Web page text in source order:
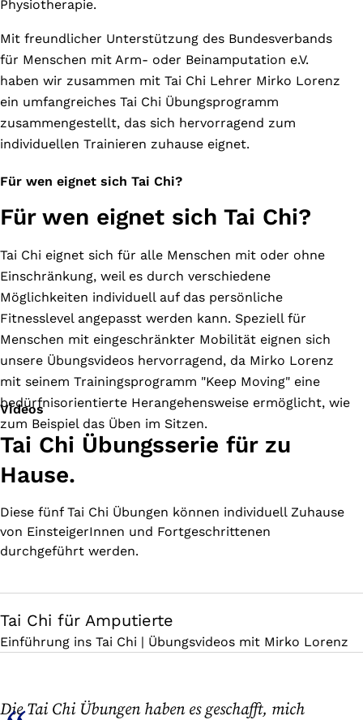
Physiotherapie.
Mit freundlicher Unterstützung des Bundesverbands
für Menschen mit Arm- oder Beinamputation e.V.
haben wir zusammen mit Tai Chi Lehrer Mirko Lorenz
ein umfangreiches Tai Chi Übungsprogramm
zusammengestellt, das sich hervorragend zum
individuellen Trainieren zuhause eignet.
Für wen eignet sich Tai Chi?
Für wen eignet sich Tai Chi?
Tai Chi eignet sich für alle Menschen mit oder ohne
Einschränkung, weil es durch verschiedene
Möglichkeiten individuell auf das persönliche
Fitnesslevel angepasst werden kann. Speziell für
Menschen mit eingeschränkter Mobilität eignen sich
unsere Übungsvideos hervorragend, da Mirko Lorenz
mit seinem Trainingsprogramm "Keep Moving" eine
bedürfnisorientierte Herangehensweise ermöglicht, wie
zum Beispiel das Üben im Sitzen.
Videos
Tai Chi Übungsserie für zu
Hause.
Diese fünf Tai Chi Übungen können individuell Zuhause
von EinsteigerInnen und Fortgeschrittenen
durchgeführt werden.
Tai Chi für Amputierte
Einführung ins Tai Chi | Übungsvideos mit Mirko Lorenz
Die Tai Chi Übungen haben es geschafft, mich